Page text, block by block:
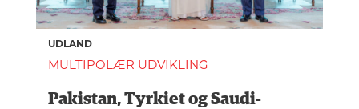
UDLAND
MULTIPOLÆR UDVIKLING
Pakistan, Tyrkiet og Saudi-